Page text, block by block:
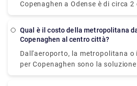
Commodoro: circa € 95 4. Camera
Capitano: € 95 circa 6. Quadrupla
115
rydeu.com e approfittare delle
fornite da Rydeu. Per avere
Copenaghen e sul processo di
puoi anche visitare il link fornito qui
https://www.rydeu.com/
transfers
Copenaghen a Odense è di circa 2
normalmente 62 treni al giorno
potrebbe essere più lungo nei fine
Qual è il costo della metropolitana dall'aeroporto di
Copenaghen al centro città?
Dall'aeroporto, la metropolitana o
per Copenaghen sono la
poco tempo. Entro 15 minuti